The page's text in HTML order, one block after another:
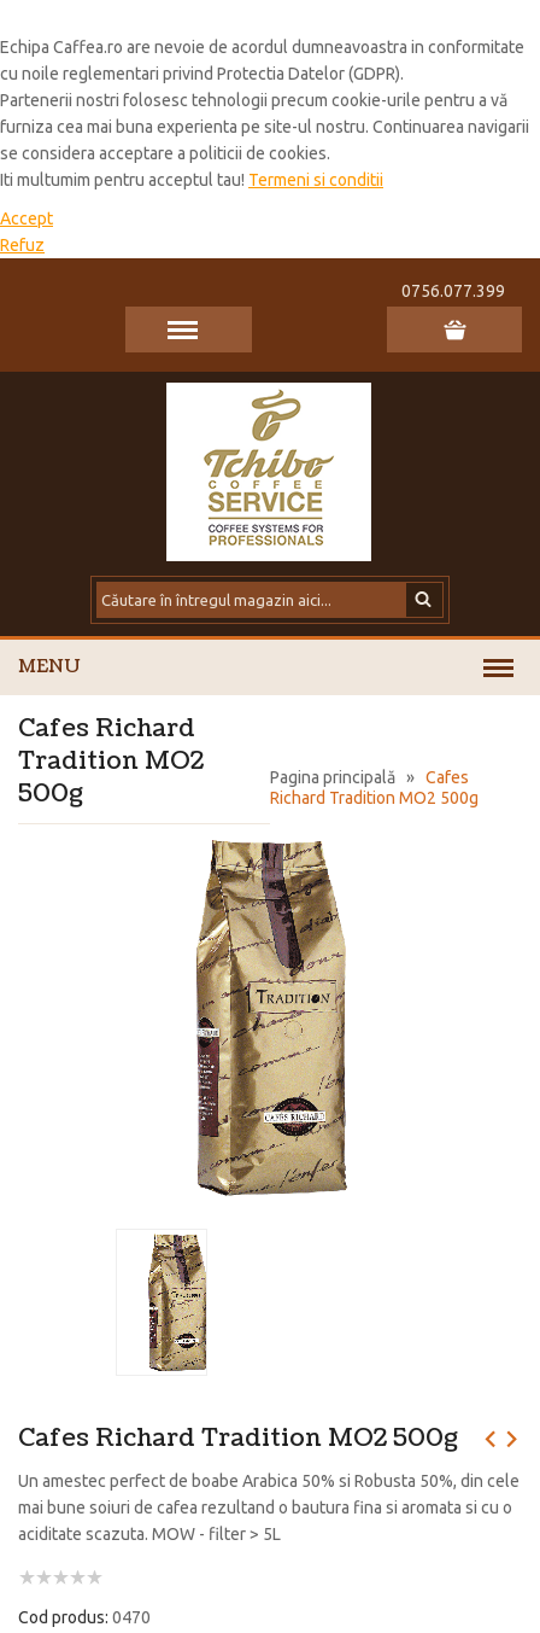
Echipa Caffea.ro are nevoie de acordul dumneavoastra in conformitate
cu noile reglementari privind Protectia Datelor (GDPR).
Partenerii nostri folosesc tehnologii precum cookie-urile pentru a vă
furniza cea mai buna experienta pe site-ul nostru. Continuarea navigarii
se considera acceptare a politicii de cookies.
Iti multumim pentru acceptul tau! Termeni si conditii
Accept
Refuz
0756.077.399
MENU
Pagina principală » Cafes
Richard Tradition MO2 500g
Cafes Richard
Tradition MO2
500g
Cafes Richard Tradition MO2 500g
Un amestec perfect de boabe Arabica 50% si Robusta 50%, din cele
mai bune soiuri de cafea rezultand o bautura fina si aromata si cu o
aciditate scazuta. MOW - filter > 5L
Cod produs: 0470